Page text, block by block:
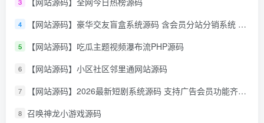
4 【网站源码】豪华交友盲盒系统源码 含会员分站分销系统 可易支付
5 【网站源码】吃瓜主题视频瀑布流PHP源码
6 【网站源码】小区社区邻里通网站源码
7 【网站源码】2026最新短剧系统源码 支持广告会员功能齐全短剧源码
8 召唤神龙小游戏源码